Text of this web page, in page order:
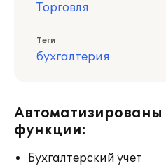
Торговля
Теги
бухгалтерия
функции:
Бухгалтерский учет